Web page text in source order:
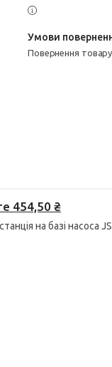
повернення
454,50 ₴
на базі насоса